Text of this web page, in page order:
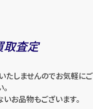
ハリー・ウィンストン
フェラガモ
フェンディ
ロエベ
ロンジン
取査定
しませんのでお気軽にご
お品物もございます。